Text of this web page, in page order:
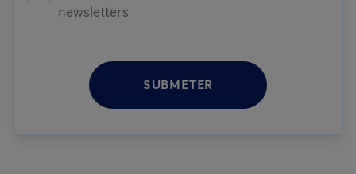
newsletters
SUBMETER